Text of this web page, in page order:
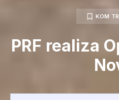
KOM
PRF realiza